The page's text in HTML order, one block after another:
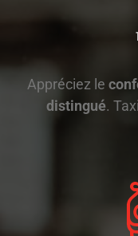
Appréciez le
distingué.